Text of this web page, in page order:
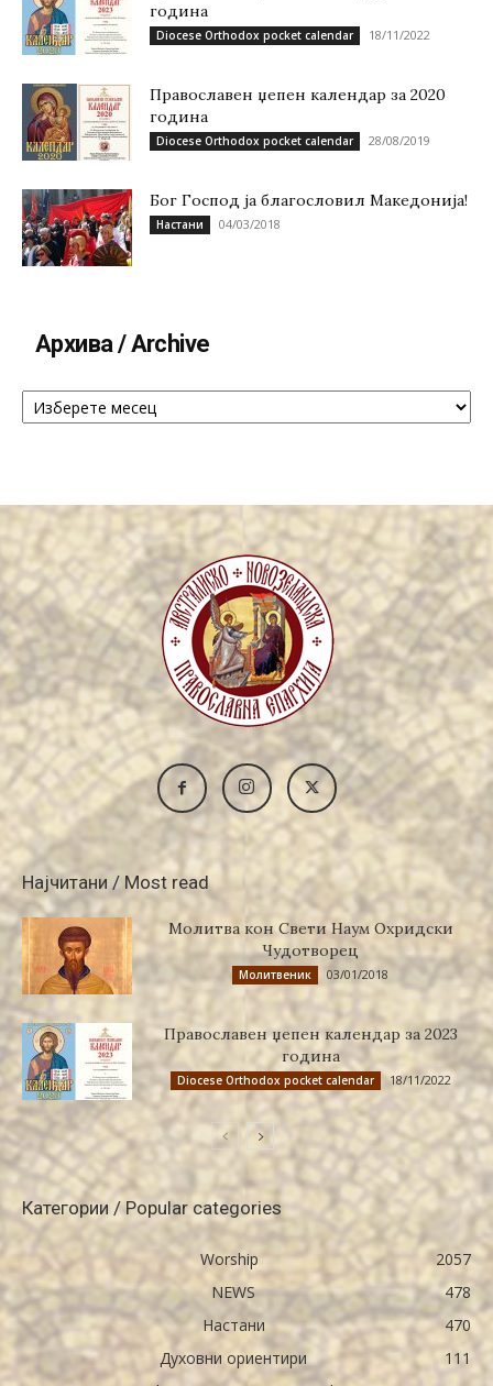
година
Diocese Orthodox pocket calendar 18/11/2022
Православен џепен календар за 2020
година
Diocese Orthodox pocket calendar 28/08/2019
Бог Господ ја благословил Македонија!
Настани 04/03/2018
Архива / Archive
Архива
Најчитани / Most read
Молитва кон Свети Наум Охридски
Чудотворец
Молитвеник 03/01/2018
Православен џепен календар за 2023
година
Diocese Orthodox pocket calendar 18/11/2022
Категории / Popular categories
Worship
2057
NEWS
478
Настани
470
Духовни ориентири
111